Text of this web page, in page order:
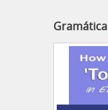
Gramática